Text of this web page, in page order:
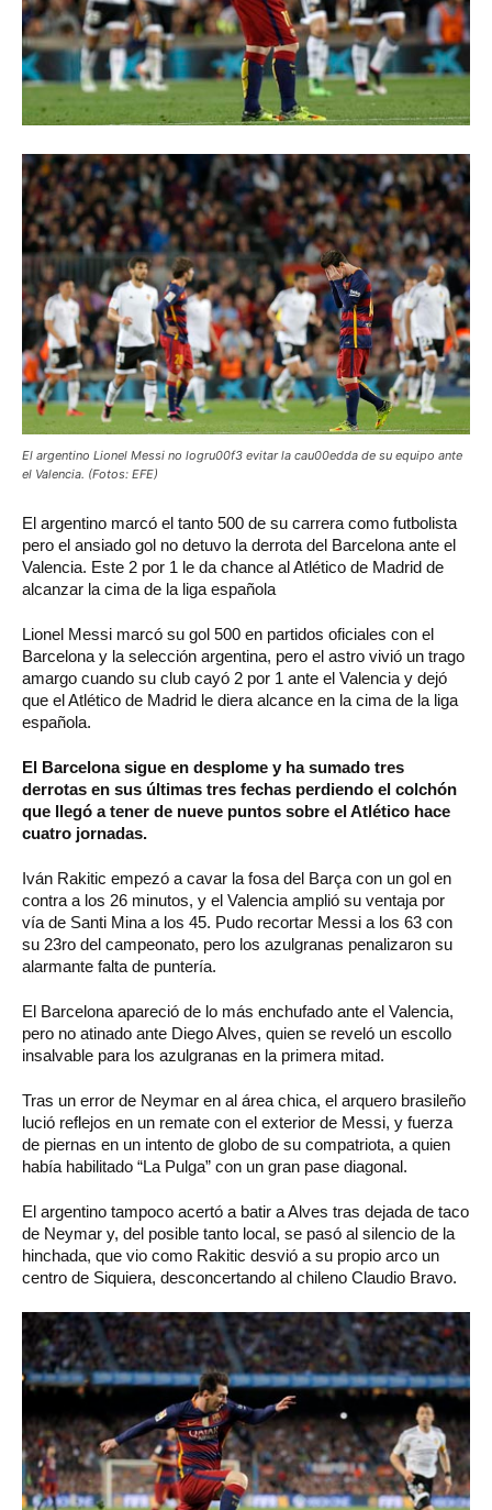
El argentino Lionel Messi no logru00f3 evitar la cau00edda de su equipo ante
el Valencia. (Fotos: EFE)
El argentino marcó el tanto 500 de su carrera como futbolista
pero el ansiado gol no detuvo la derrota del Barcelona ante el
Valencia. Este 2 por 1 le da chance al Atlético de Madrid de
alcanzar la cima de la liga española
Lionel Messi marcó su gol 500 en partidos oficiales con el
Barcelona y la selección argentina, pero el astro vivió un trago
amargo cuando su club cayó 2 por 1 ante el Valencia y dejó
que el Atlético de Madrid le diera alcance en la cima de la liga
española.
El Barcelona sigue en desplome y ha sumado tres
derrotas en sus últimas tres fechas perdiendo el colchón
que llegó a tener de nueve puntos sobre el Atlético hace
cuatro jornadas.
Iván Rakitic empezó a cavar la fosa del Barça con un gol en
contra a los 26 minutos, y el Valencia amplió su ventaja por
vía de Santi Mina a los 45. Pudo recortar Messi a los 63 con
su 23ro del campeonato, pero los azulgranas penalizaron su
alarmante falta de puntería.
El Barcelona apareció de lo más enchufado ante el Valencia,
pero no atinado ante Diego Alves, quien se reveló un escollo
insalvable para los azulgranas en la primera mitad.
Tras un error de Neymar en al área chica, el arquero brasileño
lució reflejos en un remate con el exterior de Messi, y fuerza
de piernas en un intento de globo de su compatriota, a quien
había habilitado “La Pulga” con un gran pase diagonal.
El argentino tampoco acertó a batir a Alves tras dejada de taco
de Neymar y, del posible tanto local, se pasó al silencio de la
hinchada, que vio como Rakitic desvió a su propio arco un
centro de Siquiera, desconcertando al chileno Claudio Bravo.